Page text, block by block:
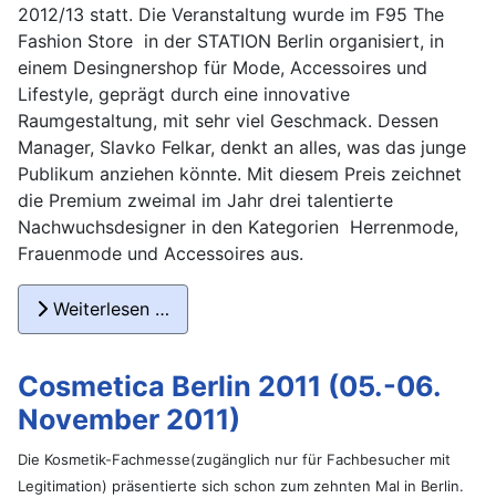
2012/13 statt. Die Veranstaltung wurde im F95 The
Fashion Store in der STATION Berlin organisiert, in
einem Desingnershop für Mode, Accessoires und
Lifestyle, geprägt durch eine innovative
Raumgestaltung, mit sehr viel Geschmack. Dessen
Manager, Slavko Felkar, denkt an alles, was das junge
Publikum anziehen könnte. Mit diesem Preis zeichnet
die Premium zweimal im Jahr drei talentierte
Nachwuchsdesigner in den Kategorien Herrenmode,
Frauenmode und Accessoires aus.
Weiterlesen …
Cosmetica Berlin 2011 (05.-06.
November 2011)
Die Kosmetik-Fachmesse(zugänglich nur für Fachbesucher mit
Legitimation) präsentierte sich schon zum zehnten Mal in Berlin.